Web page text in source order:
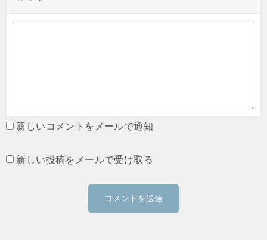
新しいコメントをメールで通知
新しい投稿をメールで受け取る